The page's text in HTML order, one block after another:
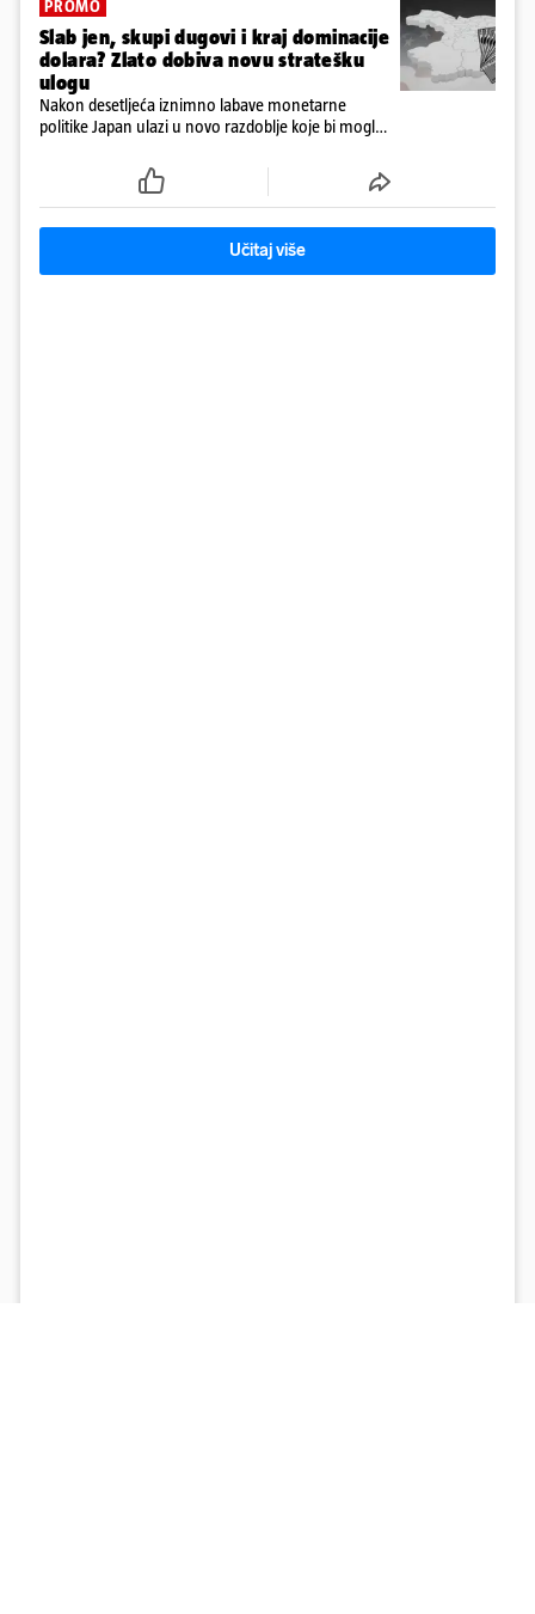
PROMO
Slab jen, skupi dugovi i kraj dominacije
dolara? Zlato dobiva novu stratešku
ulogu
Nakon desetljeća iznimno labave monetarne
politike Japan ulazi u novo razdoblje koje bi moglo
Učitaj više